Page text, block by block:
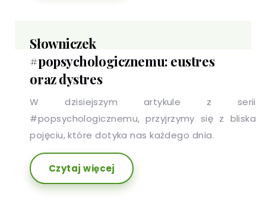
Słowniczek
#popsychologicznemu: eustres
oraz dystres
W dzisiejszym artykule z serii
#popsychologicznemu, przyjrzymy się z bliska
pojęciu, które dotyka nas każdego dnia.
Czytaj więcej